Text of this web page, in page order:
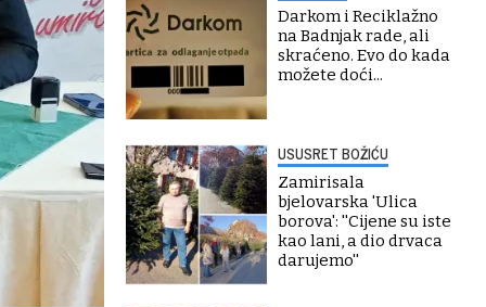
Darkom i Reciklažno
na Badnjak rade, ali
skraćeno. Evo do kada
možete doći...
USUSRET BOŽIĆU
Zamirisala
bjelovarska 'Ulica
borova': ''Cijene su iste
kao lani, a dio drvaca
darujemo''